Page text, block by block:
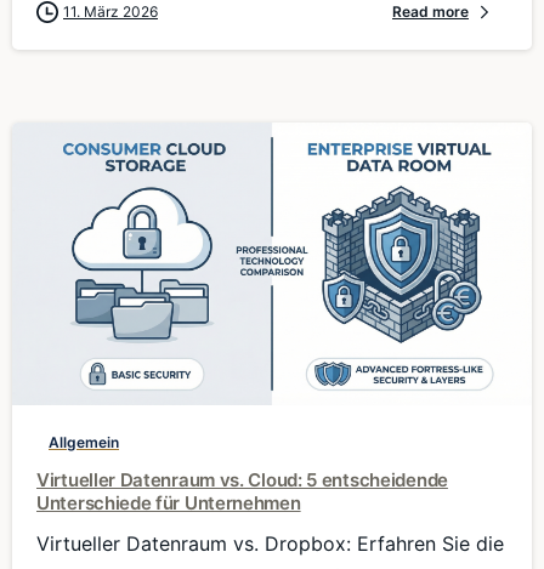
11. März 2026 Read more
0
Allgemein
Virtueller Datenraum vs. Cloud: 5 entscheidende
Unterschiede für Unternehmen
Virtueller Datenraum vs. Dropbox: Erfahren Sie die